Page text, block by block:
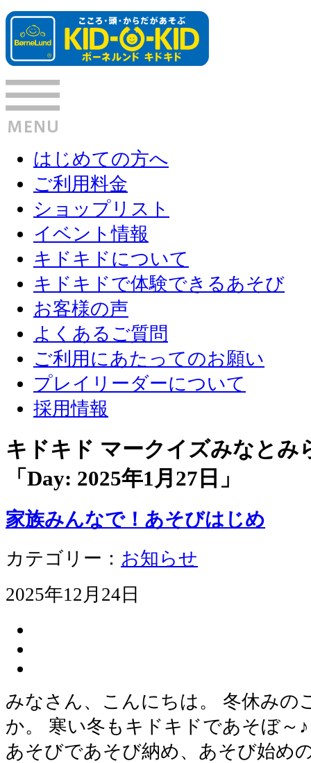
はじめての方へ
ご利用料金
ショップリスト
イベント情報
キドキドについて
キドキドで体験できるあそび
お客様の声
よくあるご質問
ご利用にあたってのお願い
プレイリーダーについて
採用情報
キドキド マークイズみなと
「Day: 2025年1月27日 」
家族みんなで！あそびはじめ
カテゴリー： お知らせ
2025年12月24日
みなさん、こんにちは。 冬休みの
か。 寒い冬もキドキドであそぼ～
あそびであそび納め、あそび始め